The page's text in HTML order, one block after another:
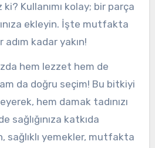
Kullanımı kolay; bir parça
ekleyin. İşte mutfakta
adım kadar yakın!
hem lezzet hem de
da doğru seçim! Bu bitkiyi
hem damak tadınızı
sağlığınıza katkıda
sağlıklı yemekler, mutfakta